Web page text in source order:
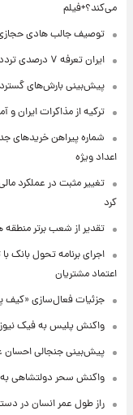
می‌کند؟+فیلم
توصیف جالب هادی
ایران تعرفه ۷ درصدی تردد از تنگه هرمز را ابلاغ کرد
پیش‌بینی بارش‌های گسترده
ترکیه از مذاکرات ایران و
شماره پیراهن خریدهای
اعداد ویژه
کرد
تقدیر از شعب برتر
اجرای برنامه تحول بانک با
اعتماد مشتریان
جزئیات فعال‌سازی «کیف
واکنش پلیس به فیک
پیش‌بینی جنجالی احسان
واکنش سحر دولتشاهی به